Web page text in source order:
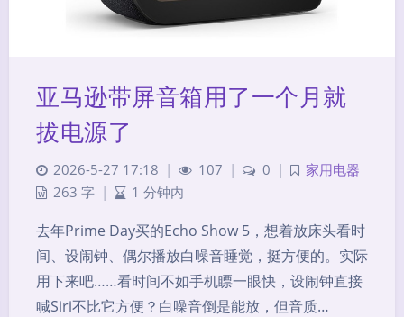
亚马逊带屏音箱用了一个月就
拔电源了
2026-5-27 17:18 | 107 | 0 |
家用电器
263 字 | 1 分钟内
去年Prime Day买的Echo Show 5，想着放床头看时
间、设闹钟、偶尔播放白噪音睡觉，挺方便的。实际
用下来吧……看时间不如手机瞟一眼快，设闹钟直接
喊Siri不比它方便？白噪音倒是能放，但音质…